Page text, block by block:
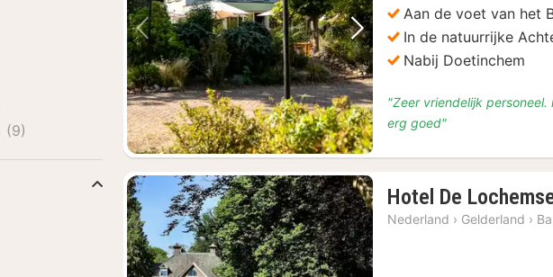
Vorige foto Volgende foto
Aan de voet van het
In de natuurrijke
Nabij Doetinchem
"Zeer vriendelijk
erg goed"
Hotel De
Nederland › Gelderland ›
(9)